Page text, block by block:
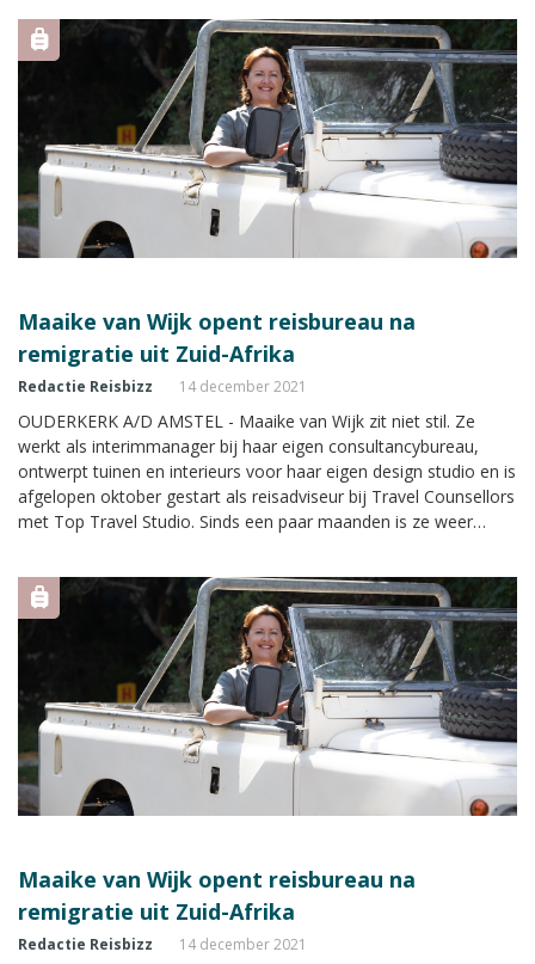
vaccinatiestatus.
Maaike van Wijk opent reisbureau na
remigratie uit Zuid-Afrika
Redactie Reisbizz 14 december 2021
OUDERKERK A/D AMSTEL - Maaike van Wijk zit niet stil. Ze
werkt als interimmanager bij haar eigen consultancybureau,
ontwerpt tuinen en interieurs voor haar eigen design studio en is
afgelopen oktober gestart als reisadviseur bij Travel Counsellors
met Top Travel Studio. Sinds een paar maanden is ze weer
naar Zuid-Afrika.
Maaike van Wijk opent reisbureau na
remigratie uit Zuid-Afrika
Redactie Reisbizz 14 december 2021